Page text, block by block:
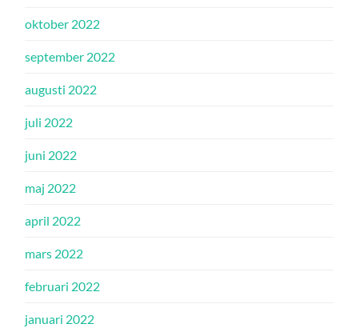
oktober 2022
september 2022
augusti 2022
juli 2022
juni 2022
maj 2022
april 2022
mars 2022
februari 2022
januari 2022